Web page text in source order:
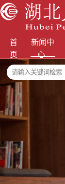
首
页
新闻中
心